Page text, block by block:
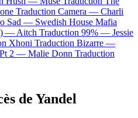
Traduction Camera — Charli
Sad — Swedish House Mafia
— Aitch Traduction 99% — Jessie
Xhoni Traduction Bizarre —
Pt 2 — Malie Donn Traduction
de Yandel